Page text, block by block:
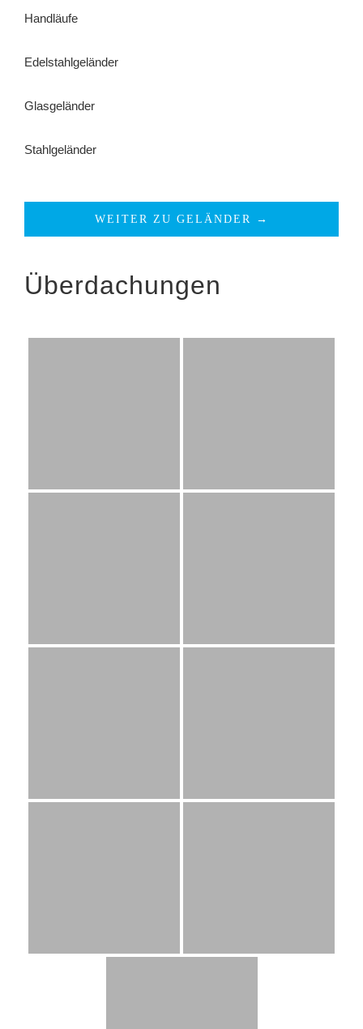
Handläufe
Edelstahlgeländer
Glasgeländer
Stahlgeländer
WEITER ZU GELÄNDER →
Überdachungen